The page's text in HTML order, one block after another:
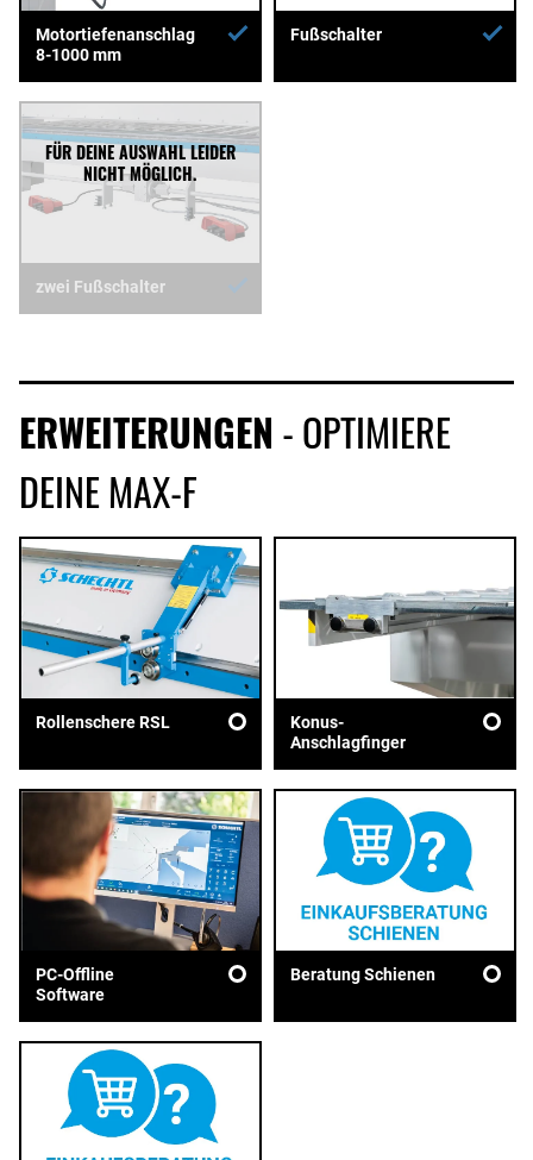
Motortiefenanschlag
8-1000 mm
Fußschalter
zwei Fußschalter
ERWEITERUNGEN - OPTIMIERE
DEINE MAX-F
Rollenschere RSL
Konus-
Anschlagfinger
PC-Offline
Software
Beratung Schienen